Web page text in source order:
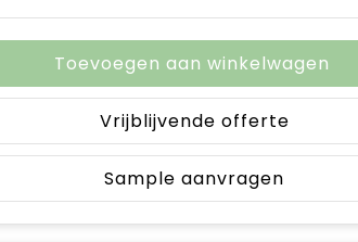
Toevoegen aan winkelwagen
Vrijblijvende offerte
Sample aanvragen